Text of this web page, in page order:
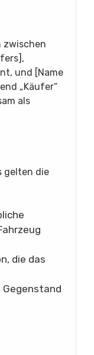
zwischen
und [Name
„Käufer“
als
gelten die
die das
Gegenstand